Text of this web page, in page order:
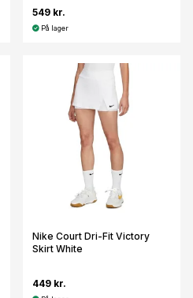
549 kr.
På lager
Nike Court Dri-Fit Victory
Skirt White
449 kr.